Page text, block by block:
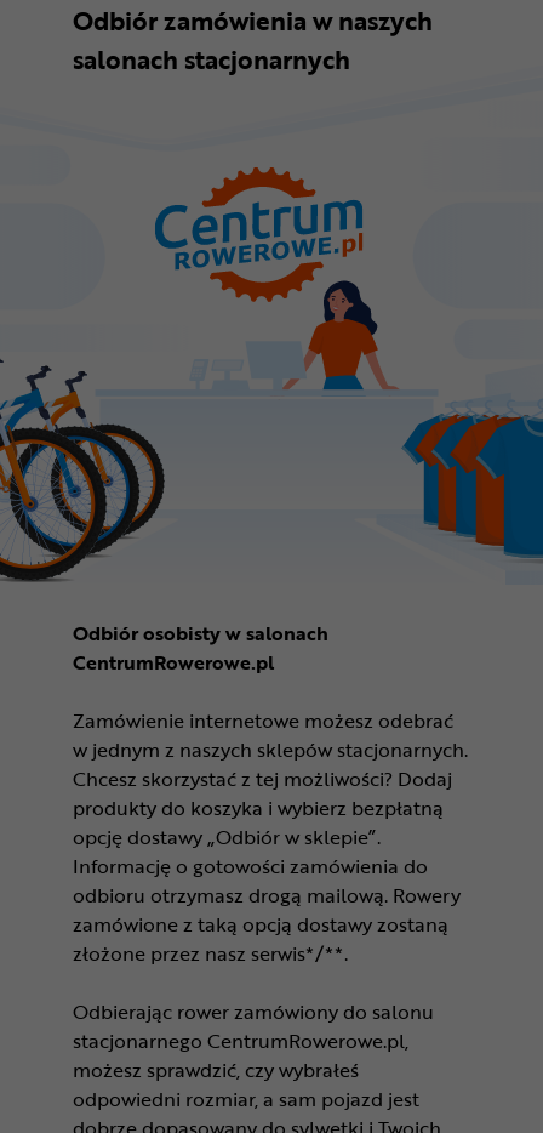
Odbiór zamówienia w naszych
salonach stacjonarnych
Odbiór osobisty w salonach
CentrumRowerowe.pl
Zamówienie internetowe możesz odebrać
w jednym z naszych sklepów stacjonarnych.
Chcesz skorzystać z tej możliwości? Dodaj
produkty do koszyka i wybierz bezpłatną
opcję dostawy „Odbiór w sklepie”.
Informację o gotowości zamówienia do
odbioru otrzymasz drogą mailową. Rowery
zamówione z taką opcją dostawy zostaną
złożone przez nasz serwis*/**.
Odbierając rower zamówiony do salonu
stacjonarnego CentrumRowerowe.pl,
możesz sprawdzić, czy wybrałeś
odpowiedni rozmiar, a sam pojazd jest